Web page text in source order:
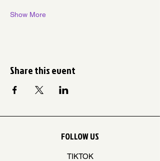
Show More
Share this event
FOLLOW US
TIKTOK